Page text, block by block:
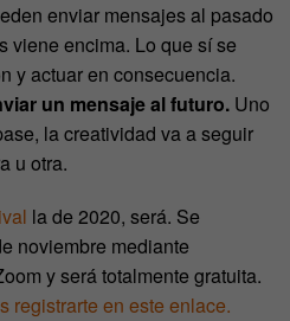
enviar mensajes al pasado
viene encima. Lo que sí se
y actuar en consecuencia.
un mensaje al futuro. Uno
la creatividad va a seguir
u otra.
la de 2020, será. Se
noviembre mediante
y será totalmente gratuita.
registrarte en este enlace.